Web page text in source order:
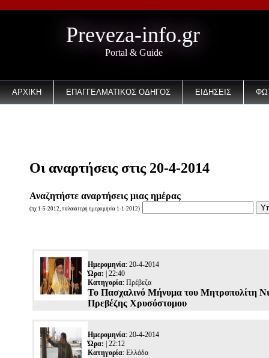
Preveza-info.gr
Portal & Guide
ΑΡΧΙΚΗ ΕΠΑΓΓΕΛΜΑΤΙΚΟΣ ΟΔΗΓΟΣ ΕΙΔΗΣΕΙΣ
Οι αναρτήσεις στις 20-4-2014
Αναζητήστε αναρτήσεις μιας ημέρας
(πχ 1-5-2012, παλαιότερη ημερομηνία 1-1-2012)
Ημερομηνία: 20-4-2014
Ώρα:
| 22:40
Κατηγορία: Πρέβεζα
Το Πασχαλινό Μήνυμα του Μητροπολίτη
Πρεβέζης Χρυσόστομου
Ημερομηνία: 20-4-2014
Ώρα:
| 22:12
Κατηγορία: Ελλάδα